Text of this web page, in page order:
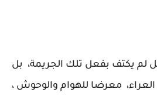
لم يكتف بفعل تلك الجريمة، بل
معرضا للهوام والوحوش ،